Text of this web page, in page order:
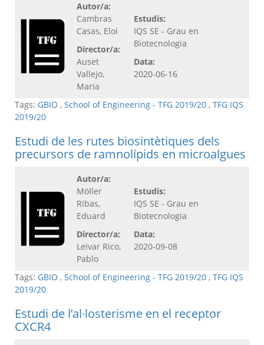
Autor/a:
Cambras
Casas, Eloi
Director/a:
Auset
Vallejo,
Maria
Estudis:
IQS SE - Grau en
Biotecnologia
Data:
2020-06-16
Tags: GBIO , School of Engineering - TFG 2019/20 , TFG IQS
2019/20
Estudi de les rutes biosintètiques dels
precursors de ramnolípids en microalgues
Autor/a:
Möller
Ribas,
Eduard
Director/a:
Leivar Rico,
Pablo
Estudis:
IQS SE - Grau en
Biotecnologia
Data:
2020-09-08
Tags: GBIO , School of Engineering - TFG 2019/20 , TFG IQS
2019/20
Estudi de l’al·losterisme en el receptor
CXCR4